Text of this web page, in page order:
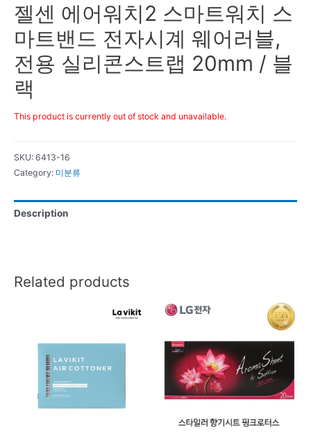
젤센 에어워치2 스마트워치 스
마트밴드 전자시계 웨어러블,
전용 실리콘스트랩 20mm / 블
랙
This product is currently out of stock and unavailable.
SKU: 6413-16
Category: 미분류
Description
Related products